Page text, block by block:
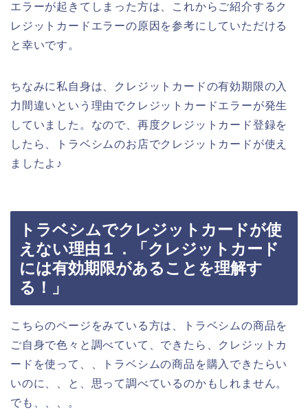
エラーが起きてしまった方は、これからご紹介するク
レジットカードエラーの原因を参考にしていただける
と幸いです。
ちなみに私自身は、クレジットカードの有効期限の入
力間違いという理由でクレジットカードエラーが発生
していました。なので、再度クレジットカード登録を
したら、トラベシムのお店でクレジットカードが使え
ましたよ♪
トラベシムでクレジットカードが使
えない理由１．「クレジットカード
には有効期限があることを理解す
る！」
こちらのページをみている方は、トラベシムの商品を
ご自身で色々と調べていて、できたら、クレジットカ
ードを使って、、トラベシムの商品を購入できたらい
いのに、、と、思って調べているのかもしれません。
でも、、、。